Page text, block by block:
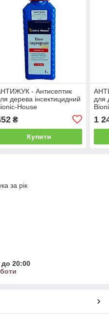
- Антисептик
дерева інсектицидний
House
₴
Купити
для
1
за рік
до 20:00